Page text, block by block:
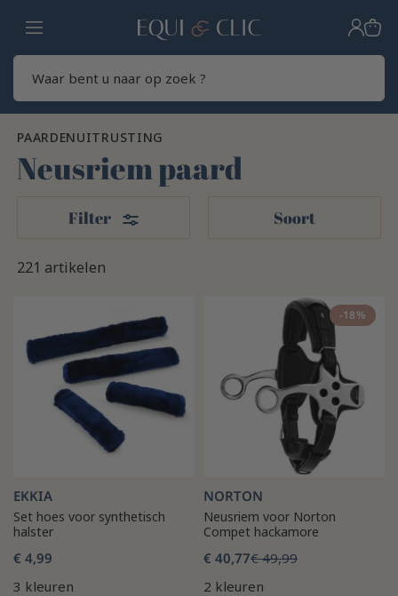
Home
PAARDENUITRUSTING
Neusriem paard
221 artikelen
Filter Filters Soort
EKKIA
Set hoes voor synthetisch
halster
€ 4,99
3 kleuren
-18%
NORTON
Neusriem voor Norton
Compet hackamore
€ 40,77€ 49,99
2 kleuren